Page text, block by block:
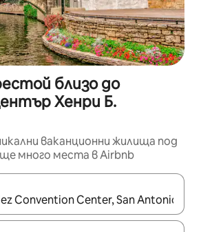
близо до
Хенри Б.
ваканционни жилища под
много места в Airbnb
се покажат, използвайте